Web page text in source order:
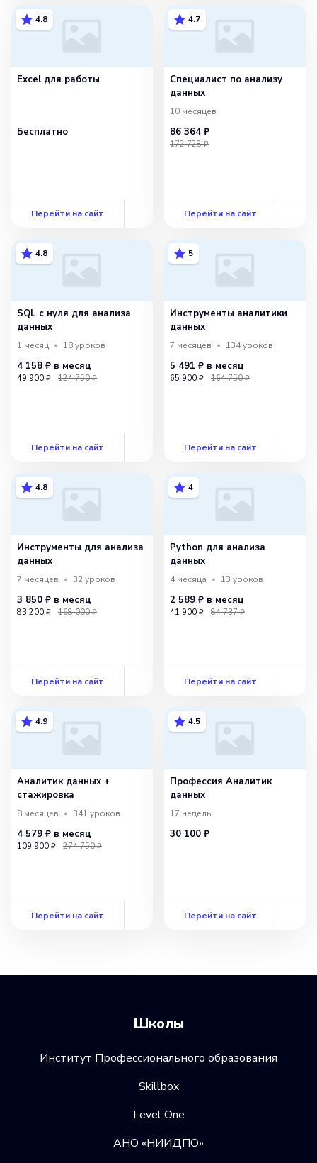
4.8
Excel для работы
Бесплатно
Перейти на сайт
4.7
Специалист по анализу
данных
10 месяцев
86 364 ₽
172 728 ₽
Перейти на сайт
4.8
SQL с нуля для анализа
данных
1 месяц 18уроков
4 158 ₽ в месяц
49 900 ₽ 124 750 ₽
Перейти на сайт
5
Инструменты аналитики
данных
7 месяцев 134уроков
5 491 ₽ в месяц
65 900 ₽ 164 750 ₽
Перейти на сайт
4.8
Инструменты для анализа
данных
7 месяцев 32уроков
3 850 ₽ в месяц
83 200 ₽ 168 000 ₽
Перейти на сайт
4
Python для анализа
данных
4 месяца 13 уроков
2 589 ₽ в месяц
41 900 ₽ 84 737 ₽
Перейти на сайт
4.9
Аналитик данных +
стажировка
8 месяцев 341 уроков
4 579 ₽ в месяц
109 900 ₽ 274 750 ₽
Перейти на сайт
4.5
Профессия Аналитик
данных
17 недель
30 100 ₽
Перейти на сайт
Школы
Институт Профессионального образования
Skillbox
Level One
АНО «НИИДПО»